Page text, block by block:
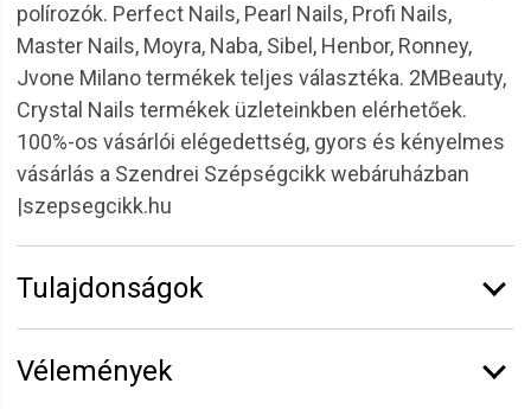
polírozók. Perfect Nails, Pearl Nails, Profi Nails,
Master Nails, Moyra, Naba, Sibel, Henbor, Ronney,
Jvone Milano termékek teljes választéka. 2MBeauty,
Crystal Nails termékek üzleteinkben elérhetőek.
100%-os vásárlói elégedettség, gyors és kényelmes
vásárlás a Szendrei Szépségcikk webáruházban
|szepsegcikk.hu
Tulajdonságok
Kiszerelés:
Vélemények